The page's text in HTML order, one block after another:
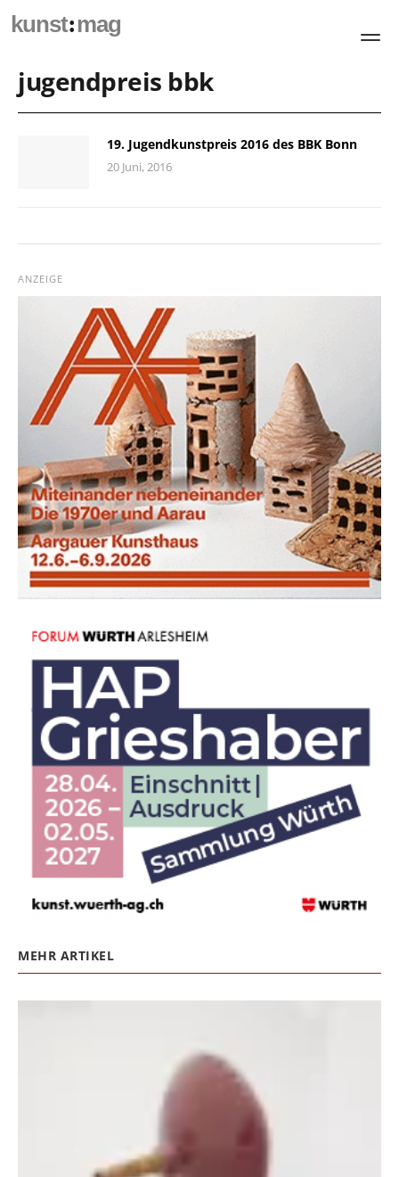
kunst:mag
jugendpreis bbk
19. Jugendkunstpreis 2016 des BBK Bonn
20 Juni, 2016
ANZEIGE
MEHR ARTIKEL